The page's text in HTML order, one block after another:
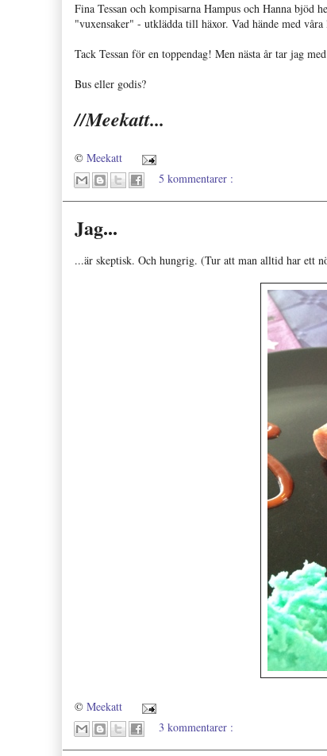
Fina Tessan och kompisarna Hampus och Hanna bjöd
"vuxensaker" - utklädda till häxor. Vad hände med
Tack Tessan för en toppendag! Men nästa år tar jag
Bus eller godis?
//Meekatt...
© Meekatt
5 kommentarer :
Jag...
...är skeptisk. Och hungrig. (Tur att man alltid har ett
© Meekatt
3 kommentarer :